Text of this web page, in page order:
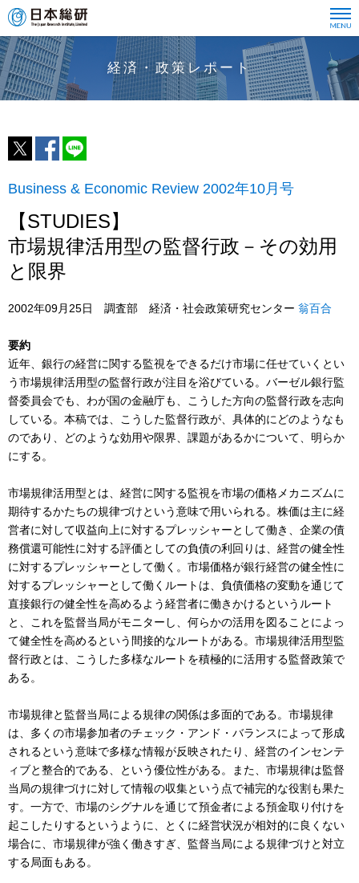
経済・政策レポート
Business & Economic Review 2002年10月号
【STUDIES】
市場規律活用型の監督行政－その効用
と限界
2002年09月25日 調査部 経済・社会政策研究センター 翁百合
要約
近年、銀行の経営に関する監視をできるだけ市場に任せていくとい
う市場規律活用型の監督行政が注目を浴びている。バーゼル銀行監
督委員会でも、わが国の金融庁も、こうした方向の監督行政を志向
している。本稿では、こうした監督行政が、具体的にどのようなも
のであり、どのような効用や限界、課題があるかについて、明らか
にする。
市場規律活用型とは、経営に関する監視を市場の価格メカニズムに
期待するかたちの規律づけという意味で用いられる。株価は主に経
営者に対して収益向上に対するプレッシャーとして働き、企業の債
務償還可能性に対する評価としての負債の利回りは、経営の健全性
に対するプレッシャーとして働く。市場価格が銀行経営の健全性に
対するプレッシャーとして働くルートは、負債価格の変動を通じて
直接銀行の健全性を高めるよう経営者に働きかけるというルート
と、これを監督当局がモニターし、何らかの活用を図ることによっ
て健全性を高めるという間接的なルートがある。市場規律活用型監
督行政とは、こうした多様なルートを積極的に活用する監督政策で
ある。
市場規律と監督当局による規律の関係は多面的である。市場規律
は、多くの市場参加者のチェック・アンド・バランスによって形成
されるという意味で多様な情報が反映されたり、経営のインセンテ
ィブと整合的である、という優位性がある。また、市場規律は監督
当局の規律づけに対して情報の収集という点で補完的な役割も果た
す。一方で、市場のシグナルを通じて預金者による預金取り付けを
起こしたりするというように、とくに経営状況が相対的に良くない
場合に、市場規律が強く働きすぎ、監督当局による規律づけと対立
する局面もある。